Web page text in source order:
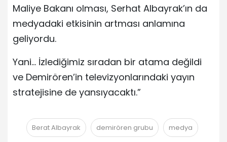
Maliye Bakanı olması, Serhat Albayrak’ın da
medyadaki etkisinin artması anlamına
geliyordu.
Yani… İzlediğimiz sıradan bir atama değildi
ve Demirören’in televizyonlarındaki yayın
stratejisine de yansıyacaktı.”
Berat Albayrak demirören grubu medya